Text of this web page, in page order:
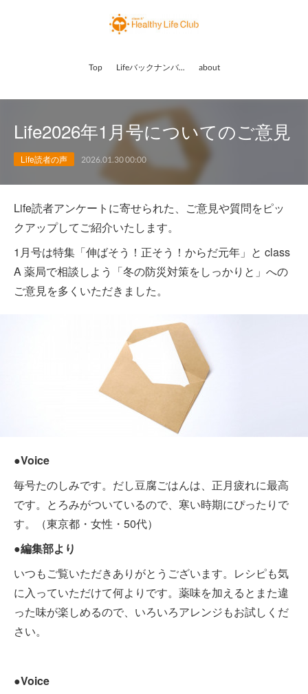
Top Lifeバックナンバー about
Life2026年1月号についてのご意見
Life読者の声 2026.01.30 00:00
Life読者アンケートに寄せられた、ご意見や質問をピッ
クアップしてご紹介いたします。
1月号は特集「伸ばそう！正そう！からだ元年」と class
A 薬局で相談しよう「冬の防災対策をしっかりと」への
ご意見を多くいただきました。
●Voice
毎号たのしみです。だし豆腐ごはんは、正月疲れに最高
です。とろみがついているので、寒い時期にぴったりで
す。（東京都・女性・50代）
●編集部より
いつもご覧いただきありがとうございます。レシピも気
に入っていただけて何よりです。薬味を加えるとまた違
った味が楽しめるので、いろいろアレンジもお試しくだ
さい。
●Voice